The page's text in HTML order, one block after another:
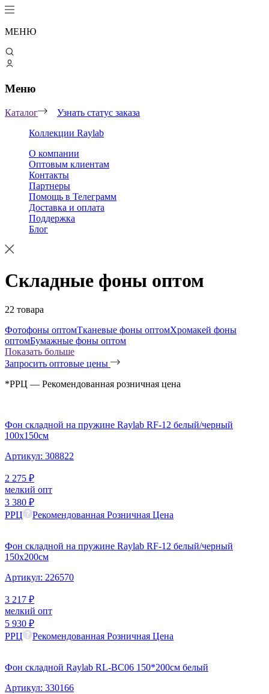
МЕНЮ
Меню
Каталог
Узнать статус заказа
Коллекции Raylab
О компании
Оптовым клиентам
Контакты
Партнеры
Помощь в Телеграмм
Доставка и оплата
Поддержка
Блог
Складные фоны оптом
22 товара
Фотофоны оптомТканевые фоны оптомХромакей фоны
оптомБумажные фоны оптом
Показать больше
Запросить оптовые цены
*РРЦ — Рекомендованная розничная цена
Фон складной на пружине Raylab RF-12 белый/черный
100x150см
Артикул: 308822
2 275 ₽
мелкий опт
3 380 ₽
РРЦ
Рекомендованная Розничная Цена
Фон складной на пружине Raylab RF-12 белый/черный
150x200см
Артикул: 226570
3 217 ₽
мелкий опт
5 930 ₽
РРЦ
Рекомендованная Розничная Цена
Фон складной Raylab RL-BC06 150*200см белый
Артикул: 330166